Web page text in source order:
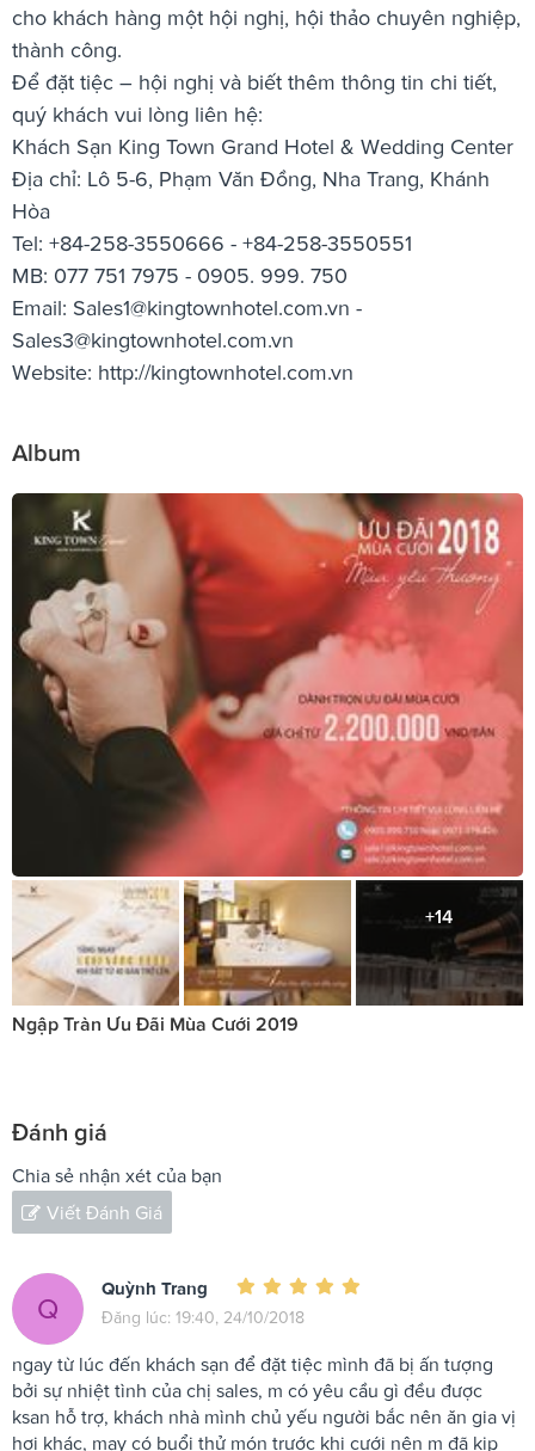
cho khách hàng một hội nghị, hội thảo chuyên nghiệp,
thành công.
Để đặt tiệc – hội nghị và biết thêm thông tin chi tiết,
quý khách vui lòng liên hệ:
Khách Sạn King Town Grand Hotel & Wedding Center
Địa chỉ: Lô 5-6, Phạm Văn Đồng, Nha Trang, Khánh
Hòa
Tel: +84-258-3550666 - +84-258-3550551
MB: 077 751 7975 - 0905. 999. 750
Email: Sales1@kingtownhotel.com.vn -
Sales3@kingtownhotel.com.vn
Website: http://kingtownhotel.com.vn
Album
+14
Ngập Tràn Ưu Đãi Mùa Cưới 2019
Đánh giá
Chia sẻ nhận xét của bạn
Viết Đánh Giá
Q
Quỳnh Trang
Đăng lúc: 19:40, 24/10/2018
ngay từ lúc đến khách sạn để đặt tiệc mình đã bị ấn tượng
bởi sự nhiệt tình của chị sales, m có yêu cầu gì đều được
ksan hỗ trợ, khách nhà mình chủ yếu người bắc nên ăn gia vị
hơi khác, may có buổi thử món trước khi cưới nên m đã kịp